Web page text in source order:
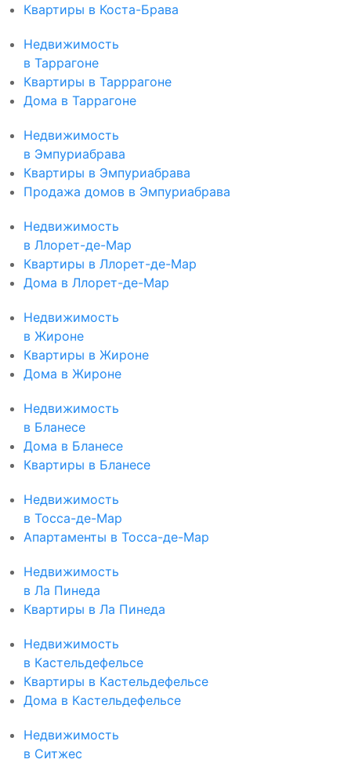
Квартиры в Коста-Брава
Недвижимость
в Таррагоне
Квартиры в Тарррагоне
Дома в Таррагоне
Недвижимость
в Эмпуриабрава
Квартиры в Эмпуриабрава
Продажа домов в Эмпуриабрава
Недвижимость
в Ллорет-де-Мар
Квартиры в Ллорет-де-Мар
Дома в Ллорет-де-Мар
Недвижимость
в Жироне
Квартиры в Жироне
Дома в Жироне
Недвижимость
в Бланесе
Дома в Бланесе
Квартиры в Бланесе
Недвижимость
в Тосса-де-Мар
Апартаменты в Тосса-де-Мар
Недвижимость
в Ла Пинеда
Квартиры в Ла Пинеда
Недвижимость
в Кастельдефельсе
Квартиры в Кастельдефельсе
Дома в Кастельдефельсе
Недвижимость
в Ситжес